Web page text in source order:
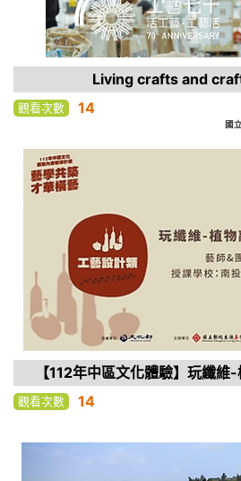
Living crafts and
觀看次數 14
國
【112年中區文化體驗】玩纖
觀看次數 14